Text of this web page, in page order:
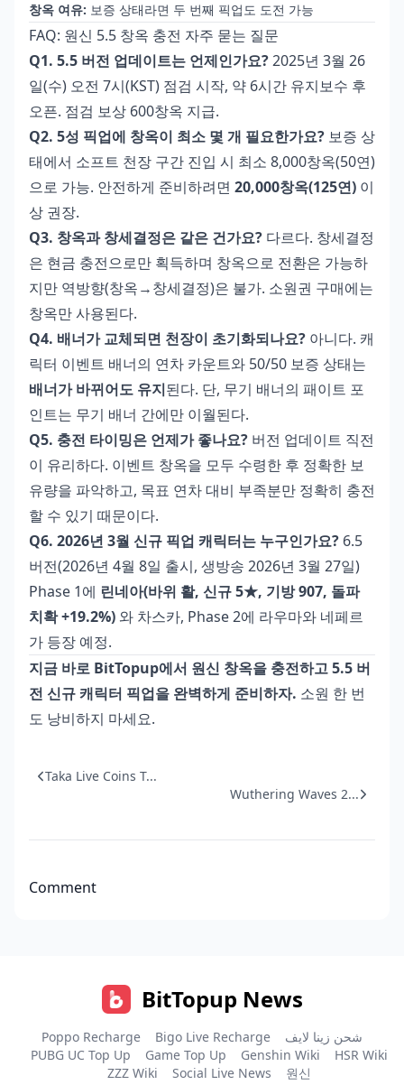
창옥 여유: 보증 상태라면 두 번째 픽업도 도전 가능
FAQ: 원신 5.5 창옥 충전 자주 묻는 질문
Q1. 5.5 버전 업데이트는 언제인가요?2025년 3월 26
일(수) 오전 7시(KST) 점검 시작, 약 6시간 유지보수 후
오픈. 점검 보상 600창옥 지급.
Q2. 5성 픽업에 창옥이 최소 몇 개 필요한가요? 보증 상
태에서 소프트 천장 구간 진입 시 최소 8,000창옥(50연)
으로 가능. 안전하게 준비하려면 20,000창옥(125연) 이
상 권장.
Q3. 창옥과 창세결정은 같은 건가요? 다르다. 창세결정
은 현금 충전으로만 획득하며 창옥으로 전환은 가능하
지만 역방향(창옥→창세결정)은 불가. 소원권 구매에는
창옥만 사용된다.
Q4. 배너가 교체되면 천장이 초기화되나요? 아니다. 캐
릭터 이벤트 배너의 연차 카운트와 50/50 보증 상태는
배너가 바뀌어도 유지된다. 단, 무기 배너의 패이트 포
인트는 무기 배너 간에만 이월된다.
Q5. 충전 타이밍은 언제가 좋나요? 버전 업데이트 직전
이 유리하다. 이벤트 창옥을 모두 수령한 후 정확한 보
유량을 파악하고, 목표 연차 대비 부족분만 정확히 충전
할 수 있기 때문이다.
Q6. 2026년 3월 신규 픽업 캐릭터는 누구인가요? 6.5
버전(2026년 4월 8일 출시, 생방송 2026년 3월 27일)
Phase 1에 린네아(바위 활, 신규 5★, 기방 907, 돌파
치확 +19.2%) 와 차스카, Phase 2에 라우마와 네페르
가 등장 예정.
지금 바로 BitTopup에서 원신 창옥을 충전하고 5.5 버
전 신규 캐릭터 픽업을 완벽하게 준비하자. 소원 한 번
도 낭비하지 마세요.
Taka Live Coins T...
Wuthering Waves 2...
Comment
BitTopup News
Poppo Recharge Bigo Live Recharge
شحن زينا لايف
PUBG UC Top Up
Game Top Up Genshin Wiki
HSR Wiki
ZZZ Wiki
Social Live News 원신